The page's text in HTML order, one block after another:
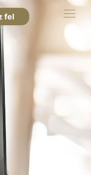
fel